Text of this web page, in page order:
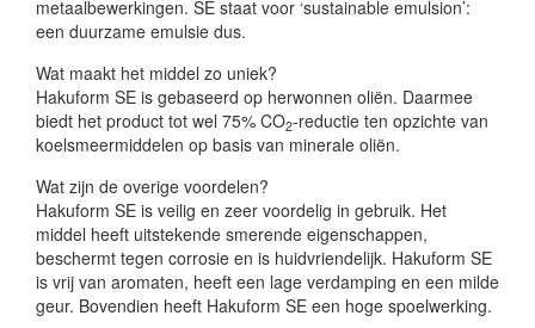
metaalbewerkingen. SE staat voor ‘sustainable emulsion’:
een duurzame emulsie dus.
Wat maakt het middel zo uniek?
Hakuform SE is gebaseerd op herwonnen oliën. Daarmee
biedt het product tot wel 75% CO2-reductie ten opzichte van
koelsmeermiddelen op basis van minerale oliën.
Wat zijn de overige voordelen?
Hakuform SE is veilig en zeer voordelig in gebruik. Het
middel heeft uitstekende smerende eigenschappen,
beschermt tegen corrosie en is huidvriendelijk. Hakuform SE
is vrij van aromaten, heeft een lage verdamping en een milde
geur. Bovendien heeft Hakuform SE een hoge spoelwerking.